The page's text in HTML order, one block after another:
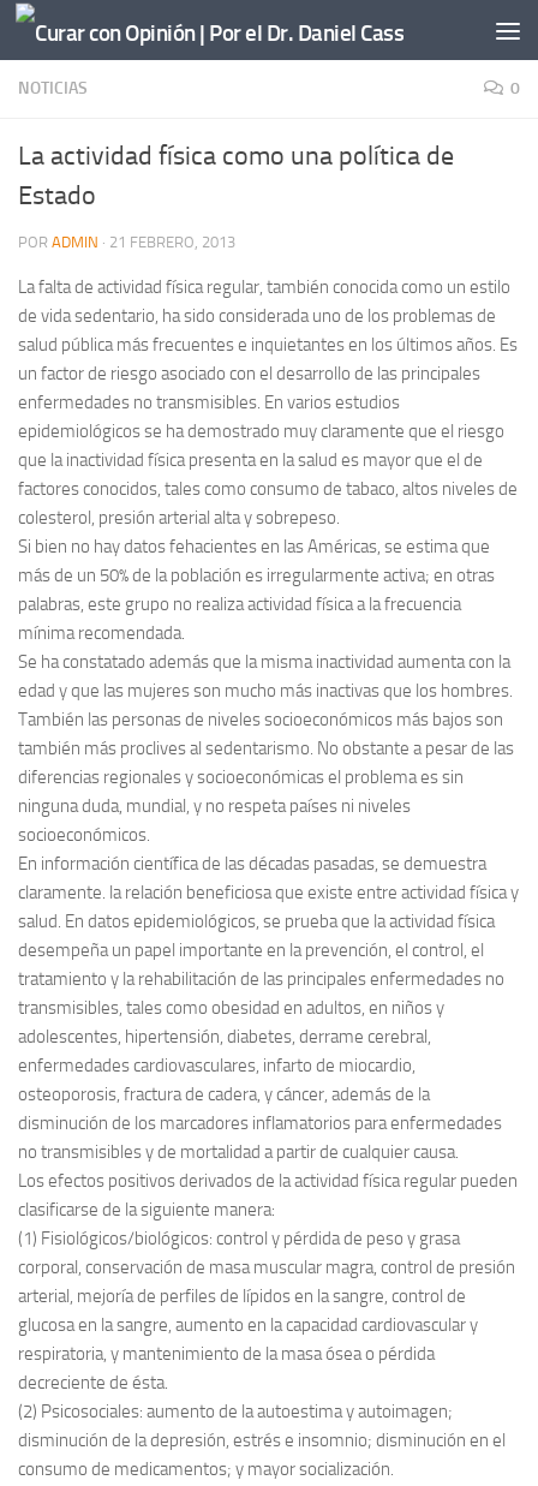
Saltar al contenido
NOTICIAS 0
La actividad física como una política de
Estado
POR ADMIN · 21 FEBRERO, 2013
La falta de actividad física regular, también conocida como un estilo
de vida sedentario, ha sido considerada uno de los problemas de
salud pública más frecuentes e inquietantes en los últimos años. Es
un factor de riesgo asociado con el desarrollo de las principales
enfermedades no transmisibles. En varios estudios
epidemiológicos se ha demostrado muy claramente que el riesgo
que la inactividad física presenta en la salud es mayor que el de
factores conocidos, tales como consumo de tabaco, altos niveles de
colesterol, presión arterial alta y sobrepeso.
Si bien no hay datos fehacientes en las Américas, se estima que
más de un 50% de la población es irregularmente activa; en otras
palabras, este grupo no realiza actividad física a la frecuencia
mínima recomendada.
Se ha constatado además que la misma inactividad aumenta con la
edad y que las mujeres son mucho más inactivas que los hombres.
También las personas de niveles socioeconómicos más bajos son
también más proclives al sedentarismo. No obstante a pesar de las
diferencias regionales y socioeconómicas el problema es sin
ninguna duda, mundial, y no respeta países ni niveles
socioeconómicos.
En información científica de las décadas pasadas, se demuestra
claramente. la relación beneficiosa que existe entre actividad física y
salud. En datos epidemiológicos, se prueba que la actividad física
desempeña un papel importante en la prevención, el control, el
tratamiento y la rehabilitación de las principales enfermedades no
transmisibles, tales como obesidad en adultos, en niños y
adolescentes, hipertensión, diabetes, derrame cerebral,
enfermedades cardiovasculares, infarto de miocardio,
osteoporosis, fractura de cadera, y cáncer, además de la
disminución de los marcadores inflamatorios para enfermedades
no transmisibles y de mortalidad a partir de cualquier causa.
Los efectos positivos derivados de la actividad física regular pueden
clasificarse de la siguiente manera:
(1) Fisiológicos/biológicos: control y pérdida de peso y grasa
corporal, conservación de masa muscular magra, control de presión
arterial, mejoría de perfiles de lípidos en la sangre, control de
glucosa en la sangre, aumento en la capacidad cardiovascular y
respiratoria, y mantenimiento de la masa ósea o pérdida
decreciente de ésta.
(2) Psicosociales: aumento de la autoestima y autoimagen;
disminución de la depresión, estrés e insomnio; disminución en el
consumo de medicamentos; y mayor socialización.